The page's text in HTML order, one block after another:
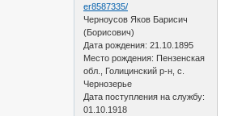
er8587335/
Черноусов Яков Барисич
(Борисович)
Дата рождения: 21.10.1895
Место рождения: Пензенская
обл., Голицинский р-н, с.
Чернозерье
Дата поступления на службу:
01.10.1918